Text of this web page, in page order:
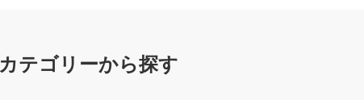
カテゴリーから探す